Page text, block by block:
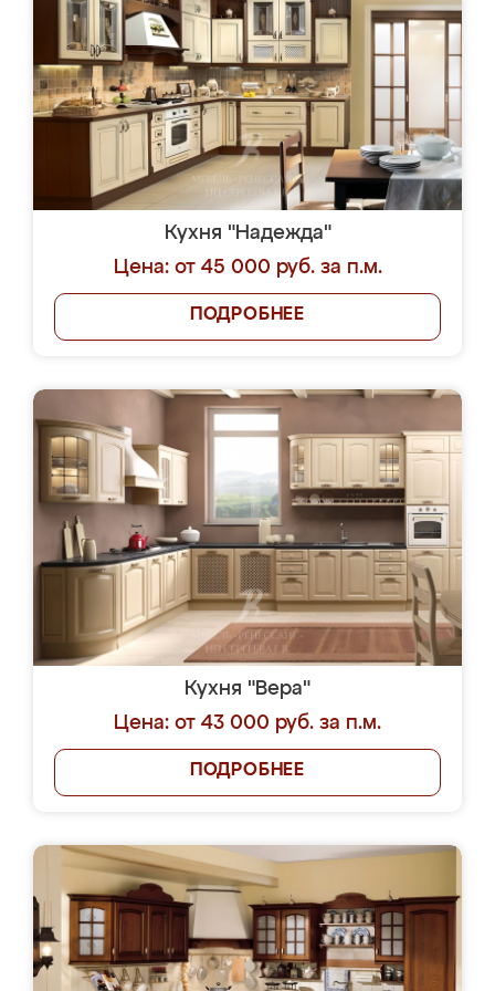
Кухня "Надежда"
Цена: от 45 000 руб. за п.м.
ПОДРОБНЕЕ
Кухня "Вера"
Цена: от 43 000 руб. за п.м.
ПОДРОБНЕЕ